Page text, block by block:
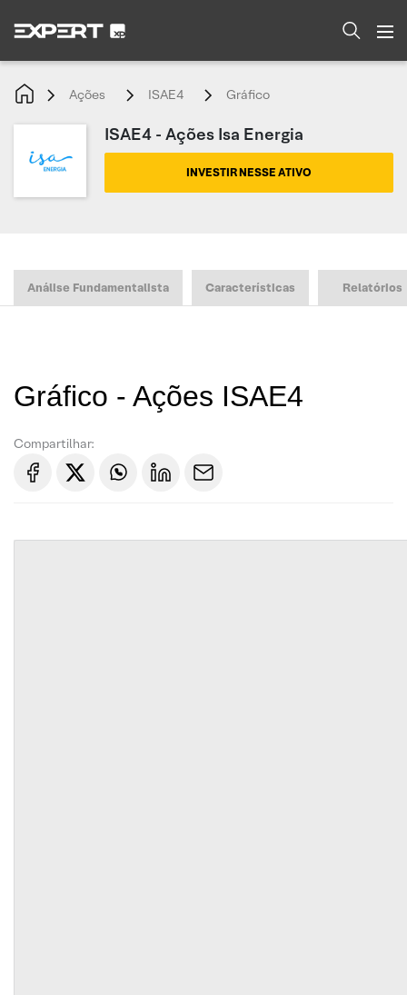
Ações ISAE4 Gráfico
ISAE4 - Ações Isa Energia
INVESTIR NESSE ATIVO
Análise Fundamentalista Características Relatórios
Gráfico - Ações ISAE4
Compartilhar: